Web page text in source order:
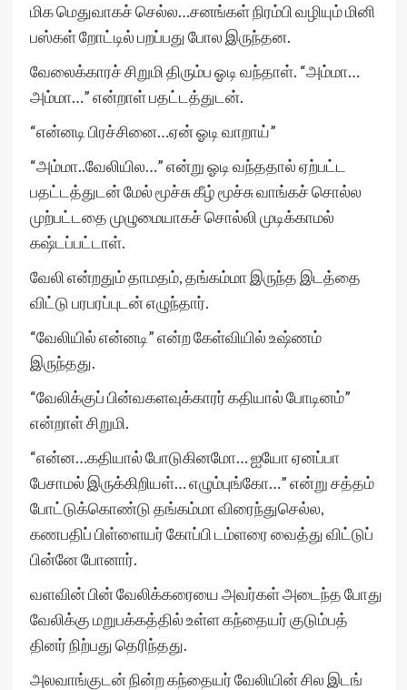
மிக மெதுவாகச் செல்ல…சனங்கள் நிரம்பி வழியும் மினி
பஸ்கள் றோட்டில் பறப்பது போல இருந்தன.
வேலைக்காரச் சிறுமி திரும்ப ஓடி வந்தாள். “அம்மா…
அம்மா…” என்றாள் பதட்டத்துடன்.
“என்னடி பிரச்சினை…ஏன் ஓடி வாறாய்”
“அம்மா..வேலியில…” என்று ஓடி வந்ததால் ஏற்பட்ட
பதட்டத்துடன் மேல் மூச்சு கீழ் மூச்சு வாங்கச் சொல்ல
முற்பட்டதை முழுமையாகச் சொல்லி முடிக்காமல்
கஷ்டப்பட்டாள்.
வேலி என்றதும் தாமதம், தங்கம்மா இருந்த இடத்தை
விட்டு பரபரப்புடன் எழுந்தார்.
“வேலியில் என்னடி” என்ற கேள்வியில் உஷ்ணம்
இருந்தது.
“வேலிக்குப் பின்வகளவுக்காரர் கதியால் போடினம்”
என்றாள் சிறுமி.
“என்ன…கதியால் போடுகினமோ… ஐயோ ஏனப்பா
பேசாமல் இருக்கிறியள்… எழும்புங்கோ…” என்று சத்தம்
போட்டுக்கொண்டு தங்கம்மா விரைந்துசெல்ல,
கணபதிப் பிள்ளையர் கோப்பி டம்ளரை வைத்து விட்டுப்
பின்னே போனார்.
வளவின் பின் வேலிக்கரையை அவர்கள் அடைந்த போது
வேலிக்கு மறுபக்கத்தில் உள்ள கந்தையர் குடும்பத்
தினர் நிற்பது தெரிந்தது.
அலவாங்குடன் நின்ற கந்தையர் வேலியின் சில இடங்